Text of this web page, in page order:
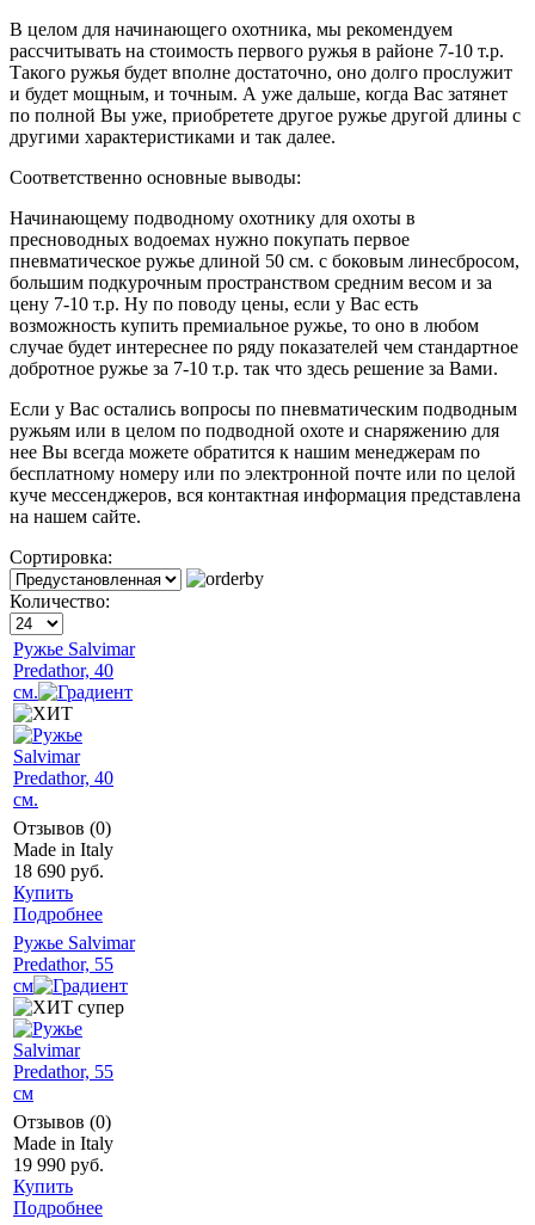
В целом для начинающего охотника, мы рекомендуем
рассчитывать на стоимость первого ружья в районе 7-10 т.р.
Такого ружья будет вполне достаточно, оно долго прослужит
и будет мощным, и точным. А уже дальше, когда Вас затянет
по полной Вы уже, приобретете другое ружье другой длины с
другими характеристиками и так далее.
Соответственно основные выводы:
Начинающему подводному охотнику для охоты в
пресноводных водоемах нужно покупать первое
пневматическое ружье длиной 50 см. с боковым линесбросом,
большим подкурочным пространством средним весом и за
цену 7-10 т.р. Ну по поводу цены, если у Вас есть
возможность купить премиальное ружье, то оно в любом
случае будет интереснее по ряду показателей чем стандартное
добротное ружье за 7-10 т.р. так что здесь решение за Вами.
Если у Вас остались вопросы по пневматическим подводным
ружьям или в целом по подводной охоте и снаряжению для
нее Вы всегда можете обратится к нашим менеджерам по
бесплатному номеру или по электронной почте или по целой
куче мессенджеров, вся контактная информация представлена
на нашем сайте.
Сортировка:
Количество:
Ружье Salvimar
Predathor, 40
см.
Отзывов (0)
Made in Italy
18 690 руб.
Купить
Подробнее
Ружье Salvimar
Predathor, 55
см
Отзывов (0)
Made in Italy
19 990 руб.
Купить
Подробнее